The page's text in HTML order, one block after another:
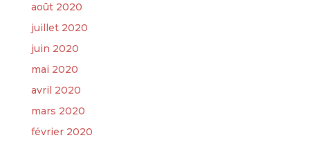
août 2020
juillet 2020
juin 2020
mai 2020
avril 2020
mars 2020
février 2020